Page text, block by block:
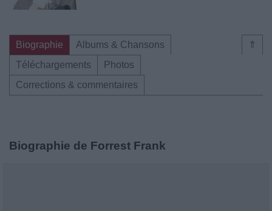
⇑
Biographie
Albums & Chansons
Téléchargements
Photos
Corrections & commentaires
Biographie de Forrest Frank